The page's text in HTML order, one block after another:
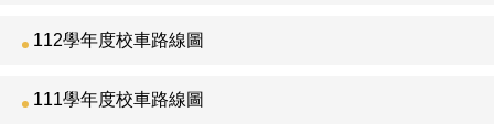
112學年度校車路線圖
111學年度校車路線圖